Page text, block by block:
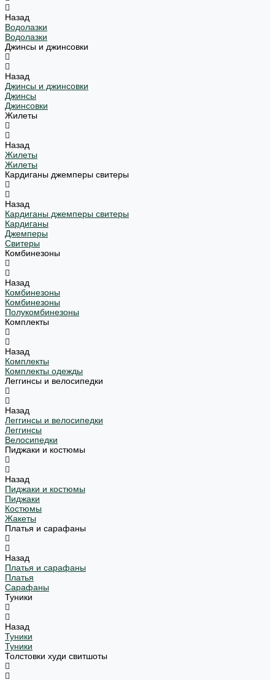
Назад
Водолазки
Водолазки
Джинсы и джинсовки
Назад
Джинсы и джинсовки
Джинсы
Джинсовки
Жилеты
Назад
Жилеты
Жилеты
Кардиганы джемперы свитеры
Назад
Кардиганы джемперы свитеры
Кардиганы
Джемперы
Свитеры
Комбинезоны
Назад
Комбинезоны
Комбинезоны
Полукомбинезоны
Комплекты
Назад
Комплекты
Комплекты одежды
Леггинсы и велосипедки
Назад
Леггинсы и велосипедки
Леггинсы
Велосипедки
Пиджаки и костюмы
Назад
Пиджаки и костюмы
Пиджаки
Костюмы
Жакеты
Платья и сарафаны
Назад
Платья и сарафаны
Платья
Сарафаны
Туники
Назад
Туники
Туники
Толстовки худи свитшоты